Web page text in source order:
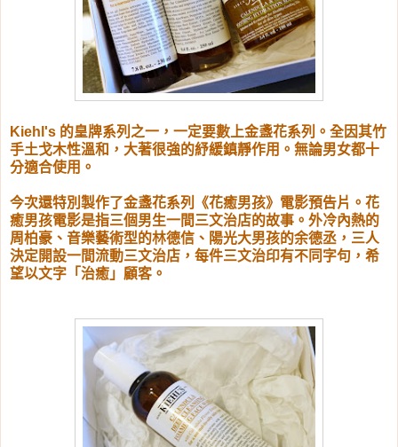
Kiehl's 的皇牌系列之一，一定要數上金盞花系列。全因其竹
手土戈木性溫和，大著很強的紓緩鎮靜作用。無論男女都十
分適合使用。
今次還特別製作了金盞花系列《花癒男孩》電影預告片。花
癒男孩電影是指三個男生一間三文治店的故事。外冷內熱的
周柏豪、音樂藝術型的林德信、陽光大男孩的余德丞，三人
決定開設一間流動三文治店，每件三文治印有不同字句，希
望以文字「治癒」顧客。